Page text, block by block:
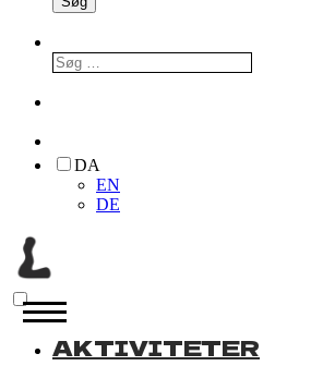
DA
EN
DE
AKTIVITETER